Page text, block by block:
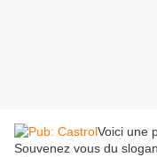
Voici une
Souvenez vous du slogan